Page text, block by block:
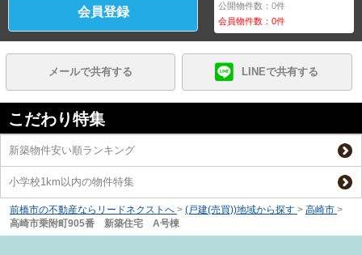
会員登録 公開物件数：0件
会員物件数：0件
メールで共有する LINEで共有する
こだわり特集
新築物件安い順ランキング
小学校1km以内の物件特集
前橋市の不動産ならリードネクストへ > (戸建(売買))地域から探す > 高崎市 >
高崎市乗附町905番 新築住宅 A号棟